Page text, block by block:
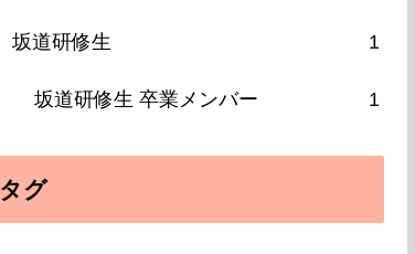
坂道研修生 1
坂道研修生 卒業メンバー 1
タグ